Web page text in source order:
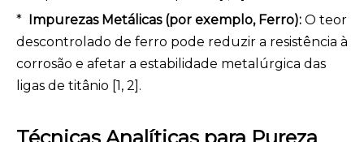
*
Impurezas Metálicas (por exemplo, Ferro): O teor
descontrolado de ferro pode reduzir a resistência à
corrosão e afetar a estabilidade metalúrgica das
ligas de titânio [1, 2].